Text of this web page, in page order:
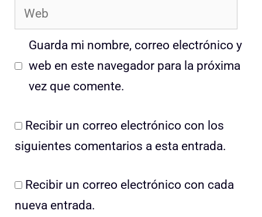
Web
Guarda mi nombre, correo electrónico y
web en este navegador para la próxima
vez que comente.
Recibir un correo electrónico con los
siguientes comentarios a esta entrada.
Recibir un correo electrónico con cada
nueva entrada.